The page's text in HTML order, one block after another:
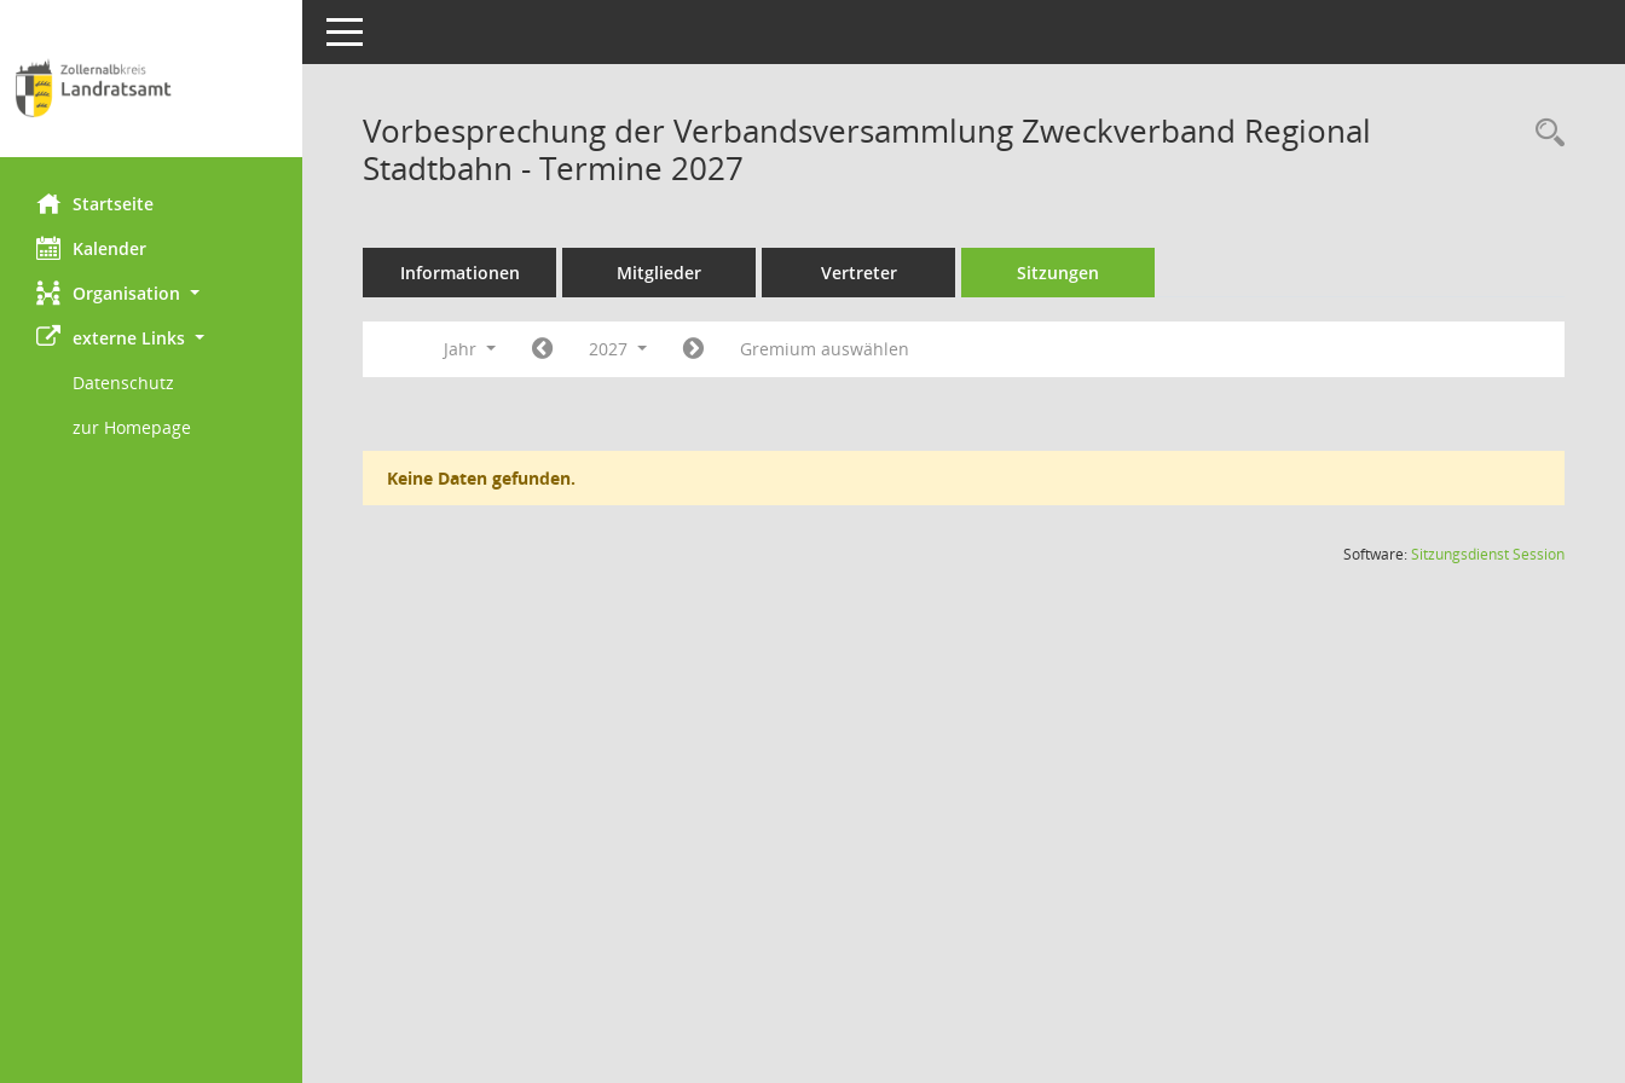
Startseite
Kalender
Organisation
externe Links
Datenschutz
zur Homepage
Toggle navigation
Vorbesprechung der Verbandsversammlung Zweckverband Regional
Stadtbahn - Termine 2027
Informationen Mitglieder Vertreter Sitzungen
Jahr 2027 Gremium auswählen
Keine Daten gefunden.
Software:SitzungsdienstSession(Wird in